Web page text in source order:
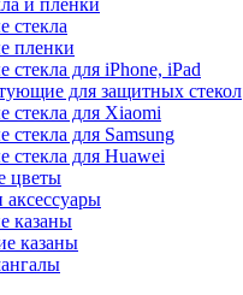
стекла
пленки
стекла для iPhone, iPad
для защитных стекол
стекла для Xiaomi
стекла для Samsung
стекла для Huawei
цветы
казаны
казаны